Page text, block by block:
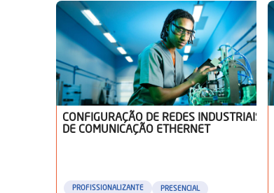
CONFIGURAÇÃO DE REDES INDUSTRIAIS
DE COMUNICAÇÃO ETHERNET
PRESENCIAL
PROFISSIONALIZANTE